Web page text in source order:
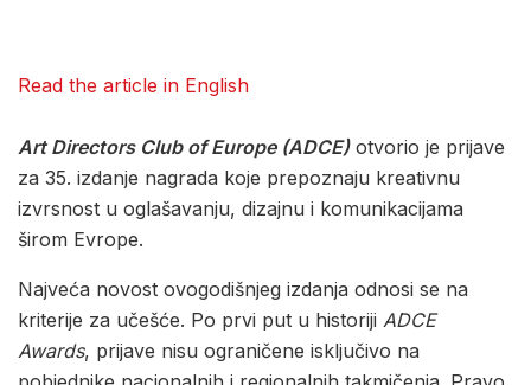
Read the article in English
Art Directors Club of Europe (ADCE) otvorio je prijave
za 35. izdanje nagrada koje prepoznaju kreativnu
izvrsnost u oglašavanju, dizajnu i komunikacijama
širom Evrope.
Najveća novost ovogodišnjeg izdanja odnosi se na
kriterije za učešće. Po prvi put u historiji ADCE
Awards, prijave nisu ograničene isključivo na